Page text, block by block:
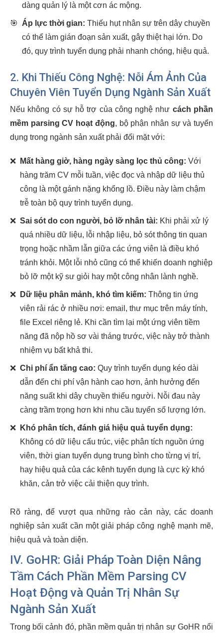
dàng quản lý là một cơn ác mộng.
🎯 Áp lực thời gian: Thiếu hụt nhân sự trên dây chuyền
có thể làm gián đoạn sản xuất, gây thiệt hại lớn. Do
đó, quy trình tuyển dụng phải nhanh chóng, hiệu quả.
2. Khi Thiếu Công Nghệ: Nỗi Ám Ảnh Của
Chuyên Viên Tuyển Dụng Ngành Sản Xuất
Nếu không có sự hỗ trợ của công nghệ như cách phần
mềm parsing CV hoạt động, bộ phận nhân sự và tuyển
dụng trong ngành sản xuất phải đối mặt với:
❌ Mất hàng giờ, hàng ngày sàng lọc thủ công: Với
hàng trăm CV mỗi tuần, việc đọc và nhập dữ liệu thủ
công là một gánh nặng khổng lồ. Điều này làm chậm
trễ toàn bộ quy trình tuyển dụng.
❌ Sai sót do con người, bỏ lỡ nhân tài: Khi phải xử lý
quá nhiều dữ liệu, lỗi nhập liệu, bỏ sót thông tin quan
trọng hoặc nhầm lẫn giữa các ứng viên là điều khó
tránh khỏi. Một lỗi nhỏ cũng có thể khiến doanh nghiệp
bỏ lỡ một kỹ sư giỏi hay một công nhân lành nghề.
❌ Dữ liệu phân mảnh, khó tìm kiếm: Thông tin ứng
viên rải rác ở nhiều nơi: email, thư mục trên máy tính,
file Excel riêng lẻ. Khi cần tìm lại một ứng viên tiềm
năng đã nộp hồ sơ vài tháng trước, việc này trở thành
nhiệm vụ bất khả thi.
❌ Chi phí ẩn tăng cao: Quy trình tuyển dụng kéo dài
dẫn đến chi phí vận hành cao hơn, ảnh hưởng đến
năng suất khi dây chuyền thiếu người. Nỗi đau này
càng trầm trọng hơn khi nhu cầu tuyển số lượng lớn.
❌
Khó phân tích, đánh giá hiệu quả tuyển dụng:
Không có dữ liệu cấu trúc, việc phân tích nguồn ứng
viên, thời gian tuyển dụng trung bình cho từng vị trí,
hay hiệu quả của các kênh tuyển dụng là cực kỳ khó
khăn, cản trở việc cải thiện quy trình.
Rõ ràng, để vượt qua những rào cản này, các doanh
nghiệp sản xuất cần một giải pháp công nghệ mạnh mẽ,
hiệu quả và toàn diện.
IV. GoHR: Giải Pháp Toàn Diện Nâng
Tầm Cách Phần Mềm Parsing CV
Hoạt Động và Quản Trị Nhân Sự
Ngành Sản Xuất
Trong bối cảnh đó, phần mềm quản trị nhân sự GoHR nổi